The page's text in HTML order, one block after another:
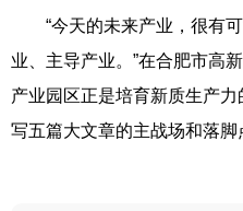
“今天的未来产业，很有可
业、主导产业。”在合肥市高
产业园区正是培育新质生产
写五篇大文章的主战场和落脚